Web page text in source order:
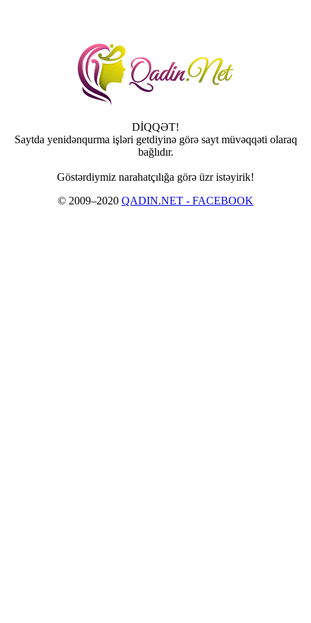
DİQQƏT!
Saytda yenidənqurma işləri getdiyinə görə sayt müvəqqəti olaraq
bağlıdır.
Göstərdiymiz narahatçılığa görə üzr istəyirik!
© 2009–2020 QADIN.NET - FACEBOOK